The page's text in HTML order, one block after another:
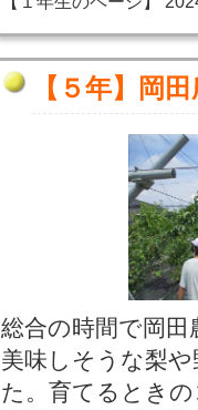
【５年】岡
総合の時間で岡
美味しそうな梨
た。育てるとき